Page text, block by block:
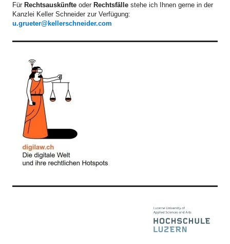
Für Rechtsauskünfte oder Rechtsfälle stehe ich Ihnen gerne in der
Kanzlei Keller Schneider zur Verfügung:
u.grueter@kellerschneider.com